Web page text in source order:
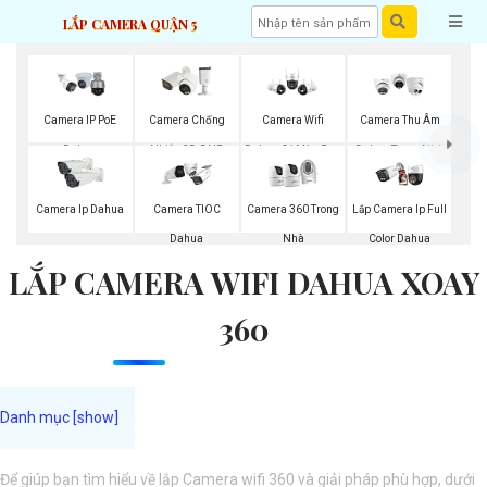
LẮP CAMERA QUẬN 5
Camera IP PoE
Dahua
Camera Chống
Nhiễu 3D-DNR
Dahua
Camera Wifi
Dahua Có Màu Ban
Đêm
Camera Thu Âm
Dahua Trong Nhà
Camera Ip Dahua Camera TIOC
Dahua
Camera 360 Trong
Nhà
Lắp Camera Ip Full
Color Dahua
LẮP CAMERA WIFI DAHUA XOAY
360
Để giúp bạn tìm hiểu về lắp Camera wifi 360 và giải pháp phù hợp, dưới